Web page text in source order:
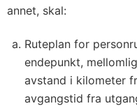
annet, skal:
Ruteplan for
endepunkt,
avstand i kilometer
avgangstid fra